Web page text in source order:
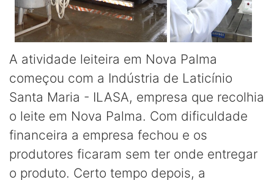
A atividade leiteira em Nova Palma
começou com a Indústria de Laticínio
Santa Maria - ILASA, empresa que recolhia
o leite em Nova Palma. Com dificuldade
financeira a empresa fechou e os
produtores ficaram sem ter onde entregar
o produto. Certo tempo depois, a